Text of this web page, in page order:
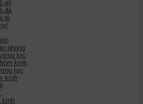
gỗ
đá
rẻ
phòng
lực
kính
lực
kính
kính